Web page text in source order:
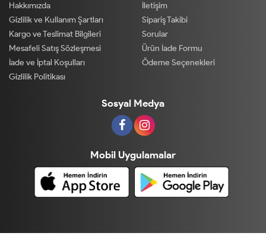
Hakkımızda
Gizlilik ve Kullanım Şartları
Kargo ve Teslimat Bilgileri
Mesafeli Satış Sözleşmesi
İade ve İptal Koşulları
Gizlilik Politikası
İletişim
Sipariş Takibi
Sorular
Ürün İade Formu
Ödeme Seçenekleri
Sosyal Medya
Mobil Uygulamalar